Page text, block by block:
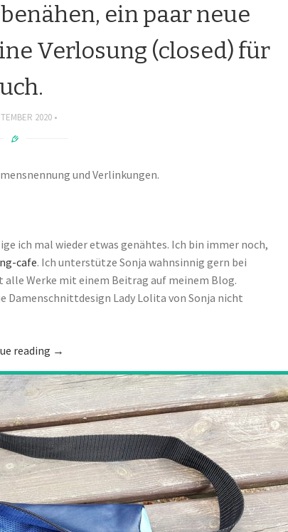
ein paar neue
Verlosung (closed) für
2020
und Verlinkungen.
ich mal wieder etwas genähtes. Ich bin immer noch,
cafe. Ich unterstütze Sonja wahnsinnig gern bei
Werke mit einem Beitrag auf meinem Blog.
Damenschnittdesign Lady Lolita von Sonja nicht
reading →